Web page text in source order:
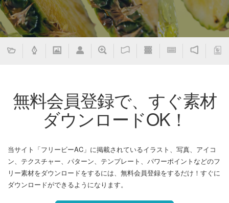
無料会員登録で、すぐ素材
ダウンロードOK！
当サイト「フリービーAC」に掲載されているイラスト、写真、アイコ
ン、テクスチャー、パターン、テンプレート、パワーポイントなどのフ
リー素材をダウンロードをするには、無料会員登録をするだけ！すぐに
ダウンロードができるようになります。